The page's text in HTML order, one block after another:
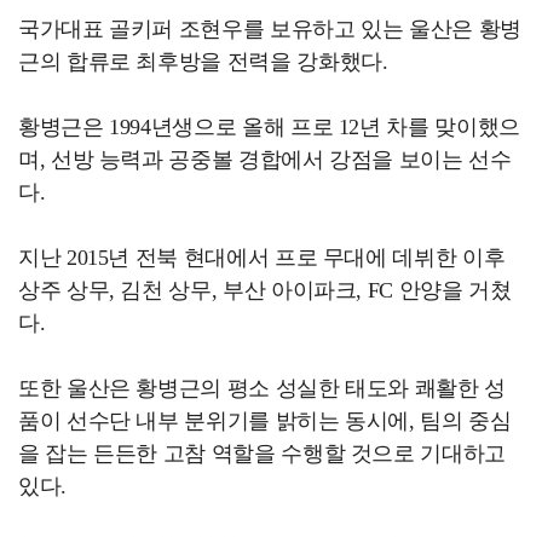
국가대표 골키퍼 조현우를 보유하고 있는 울산은 황병
근의 합류로 최후방을 전력을 강화했다.
황병근은 1994년생으로 올해 프로 12년 차를 맞이했으
며, 선방 능력과 공중볼 경합에서 강점을 보이는 선수
다.
지난 2015년 전북 현대에서 프로 무대에 데뷔한 이후
상주 상무, 김천 상무, 부산 아이파크, FC 안양을 거쳤
다.
또한 울산은 황병근의 평소 성실한 태도와 쾌활한 성
품이 선수단 내부 분위기를 밝히는 동시에, 팀의 중심
을 잡는 든든한 고참 역할을 수행할 것으로 기대하고
있다.